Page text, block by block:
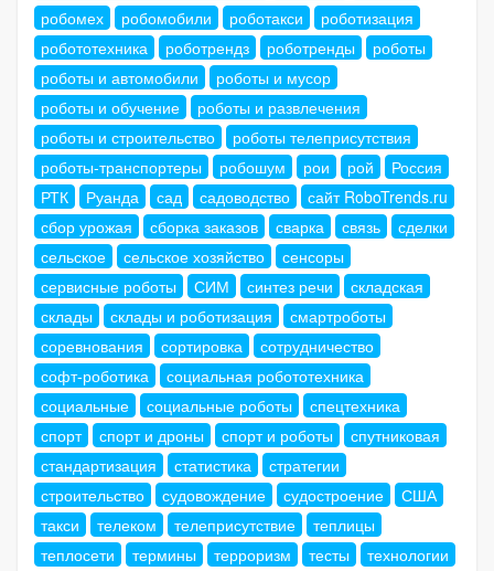
робомех
робомобили роботакси
роботизация
робототехника
роботрендз роботренды
роботы
роботы и автомобили
роботы и мусор
роботы и обучение
роботы и развлечения
роботы и строительство
роботы телеприсутствия
роботы-транспортеры
робошум рои рой
Россия
РТК
Руанда сад садоводство
сайт RoboTrends.ru
сбор урожая
сборка заказов сварка связь
сделки
сельское
сельское хозяйство
сенсоры
сервисные роботы
СИМ синтез речи
складская
склады
склады и роботизация
смартроботы
соревнования
сортировка
сотрудничество
софт-роботика
социальная робототехника
социальные
социальные роботы
спецтехника
спорт
спорт и дроны спорт и роботы
спутниковая
стандартизация
статистика
стратегии
строительство
судовождение судостроение
США
такси
телеком телеприсутствие
теплицы
теплосети
термины терроризм тесты
технологии